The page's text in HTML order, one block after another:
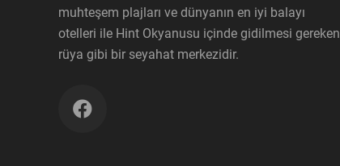
muhteşem plajları ve dünyanın en iyi balayı
otelleri ile Hint Okyanusu içinde gidilmesi gereken
rüya gibi bir seyahat merkezidir.